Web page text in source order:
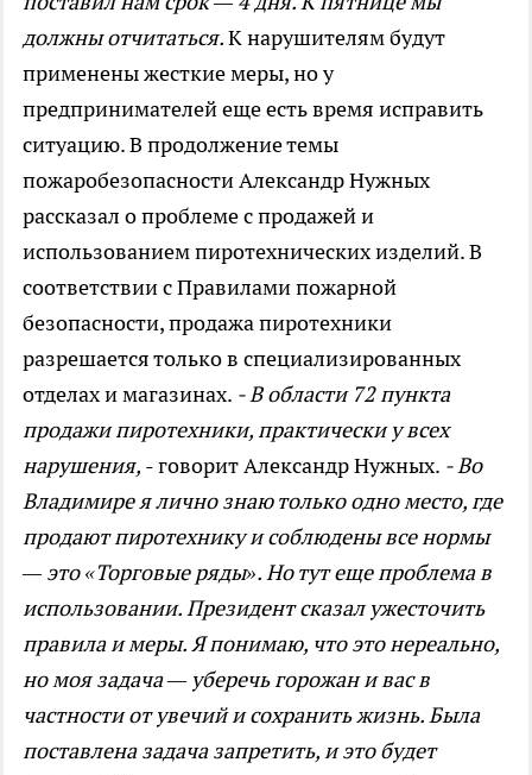
должны отчитаться.К нарушителям будут
применены жесткие меры, но у
предпринимателей еще есть время исправить
ситуацию. В продолжение темы
пожаробезопасности Александр Нужных
рассказал о проблеме с продажей и
использованием пиротехнических изделий. В
соответствии с Правилами пожарной
безопасности, продажа пиротехники
разрешается только в специализированных
отделах и магазинах. - В области 72 пункта
продажи пиротехники, практически у всех
нарушения, - говорит Александр Нужных. - Во
Владимире я лично знаю только одно место, где
продают пиротехнику и соблюдены все нормы
— это «Торговые ряды». Но тут еще проблема в
использовании. Президент сказал ужесточить
правила и меры. Я понимаю, что это нереально,
но моя задача — уберечь горожан и вас в
частности от увечий и сохранить жизнь. Была
поставлена задача запретить, и это будет